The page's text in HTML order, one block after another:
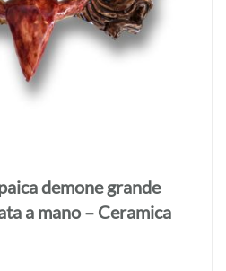
demone grande
a mano – Ceramica